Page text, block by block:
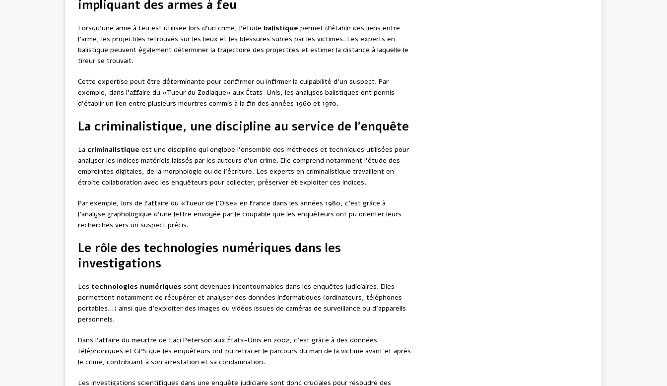
impliquant des armes à feu
Lorsqu’une arme à feu est utilisée lors d’un crime, l’étude balistique permet d’établir des liens entre
l’arme, les projectiles retrouvés sur les lieux et les blessures subies par les victimes. Les experts en
balistique peuvent également déterminer la trajectoire des projectiles et estimer la distance à laquelle le
tireur se trouvait.
Cette expertise peut être déterminante pour confirmer ou infirmer la culpabilité d’un suspect. Par
exemple, dans l’affaire du «Tueur du Zodiaque» aux États-Unis, les analyses balistiques ont permis
d’établir un lien entre plusieurs meurtres commis à la fin des années 1960 et 1970.
La criminalistique, une discipline au service de l’enquête
La criminalistique est une discipline qui englobe l’ensemble des méthodes et techniques utilisées pour
analyser les indices matériels laissés par les auteurs d’un crime. Elle comprend notamment l’étude des
empreintes digitales, de la morphologie ou de l’écriture. Les experts en criminalistique travaillent en
étroite collaboration avec les enquêteurs pour collecter, préserver et exploiter ces indices.
Par exemple, lors de l’affaire du «Tueur de l’Oise» en France dans les années 1980, c’est grâce à
l’analyse graphologique d’une lettre envoyée par le coupable que les enquêteurs ont pu orienter leurs
recherches vers un suspect précis.
Le rôle des technologies numériques dans les
investigations
Les technologies numériques sont devenues incontournables dans les enquêtes judiciaires. Elles
permettent notamment de récupérer et analyser des données informatiques (ordinateurs, téléphones
portables…) ainsi que d’exploiter des images ou vidéos issues de caméras de surveillance ou d’appareils
personnels.
Dans l’affaire du meurtre de Laci Peterson aux États-Unis en 2002, c’est grâce à des données
téléphoniques et GPS que les enquêteurs ont pu retracer le parcours du mari de la victime avant et après
le crime, contribuant à son arrestation et sa condamnation.
Les investigations scientifiques dans une enquête judiciaire sont donc cruciales pour résoudre des